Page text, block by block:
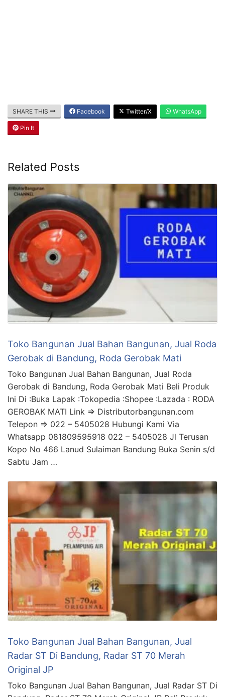
SHARE THIS Facebook Twitter/X WhatsApp
Pin It
Related Posts
Toko Bangunan Jual Bahan Bangunan, Jual Roda
Gerobak di Bandung, Roda Gerobak Mati
Toko Bangunan Jual Bahan Bangunan, Jual Roda
Gerobak di Bandung, Roda Gerobak Mati Beli Produk
Ini Di :Buka Lapak :Tokopedia :Shopee :Lazada : RODA
GEROBAK MATI Link => Distributorbangunan.com
Telepon => 022 – 5405028 Hubungi Kami Via
Whatsapp 081809595918 022 – 5405028 Jl Terusan
Kopo No 466 Lanud Sulaiman Bandung Buka Senin s/d
Sabtu Jam …
Toko Bangunan Jual Bahan Bangunan, Jual
Radar ST Di Bandung, Radar ST 70 Merah
Original JP
Toko Bangunan Jual Bahan Bangunan, Jual Radar ST Di